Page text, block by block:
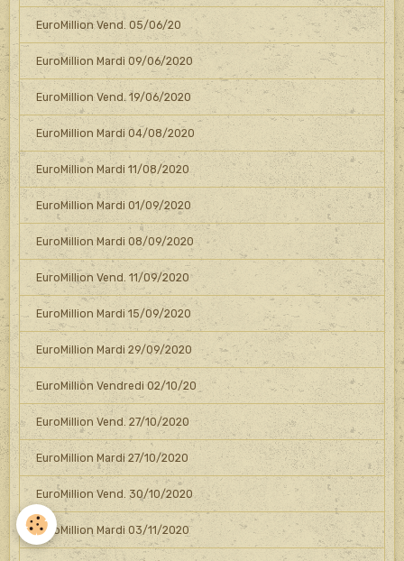
EuroMillion Vend. 05/06/20
EuroMillion Mardi 09/06/2020
EuroMillion Vend. 19/06/2020
EuroMillion Mardi 04/08/2020
EuroMillion Mardi 11/08/2020
EuroMillion Mardi 01/09/2020
EuroMillion Mardi 08/09/2020
EuroMillion Vend. 11/09/2020
EuroMillion Mardi 15/09/2020
EuroMillion Mardi 29/09/2020
EuroMillion Vendredi 02/10/20
EuroMillion Vend. 27/10/2020
EuroMillion Mardi 27/10/2020
EuroMillion Vend. 30/10/2020
EuroMillion Mardi 03/11/2020